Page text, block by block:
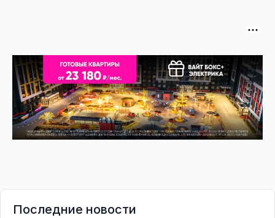
Последние новости